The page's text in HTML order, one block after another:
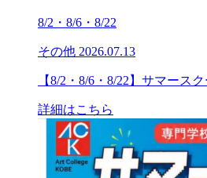
8/2・8/6・8/22
その他 2026.07.13
【8/2・8/6・8/22】サマースク
詳細はこちら